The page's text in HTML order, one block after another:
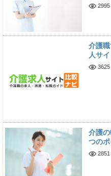
介護
人サ
介護
つのポ